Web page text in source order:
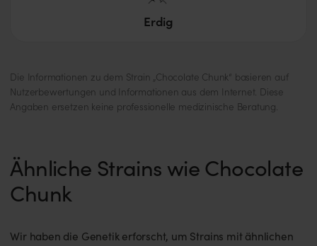
Erdig
Die Informationen zu dem Strain „Chocolate Chunk“ basieren auf
Nutzerbewertungen und Informationen aus dem Internet. Diese
Angaben ersetzen keine professionelle medizinische Beratung.
Ähnliche Strains wie Chocolate
Chunk
Wir haben die Genetik erforscht, um Strains mit ähnlichen